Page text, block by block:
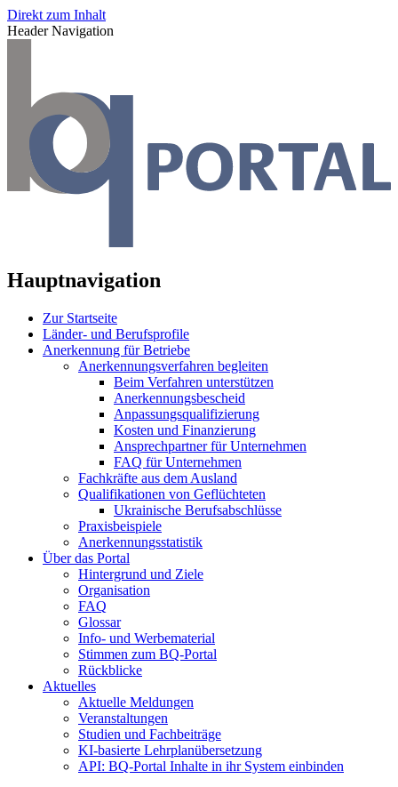
Direkt zum Inhalt
Header Navigation
Hauptnavigation
Zur Startseite
Länder- und Berufsprofile
Anerkennung für Betriebe
Anerkennungsverfahren begleiten
Beim Verfahren unterstützen
Anerkennungsbescheid
Anpassungsqualifizierung
Kosten und Finanzierung
Ansprechpartner für Unternehmen
FAQ für Unternehmen
Fachkräfte aus dem Ausland
Qualifikationen von Geflüchteten
Ukrainische Berufsabschlüsse
Praxisbeispiele
Anerkennungsstatistik
Über das Portal
Hintergrund und Ziele
Organisation
FAQ
Glossar
Info- und Werbematerial
Stimmen zum BQ-Portal
Rückblicke
Aktuelles
Aktuelle Meldungen
Veranstaltungen
Studien und Fachbeiträge
KI-basierte Lehrplanübersetzung
API: BQ-Portal Inhalte in ihr System einbinden